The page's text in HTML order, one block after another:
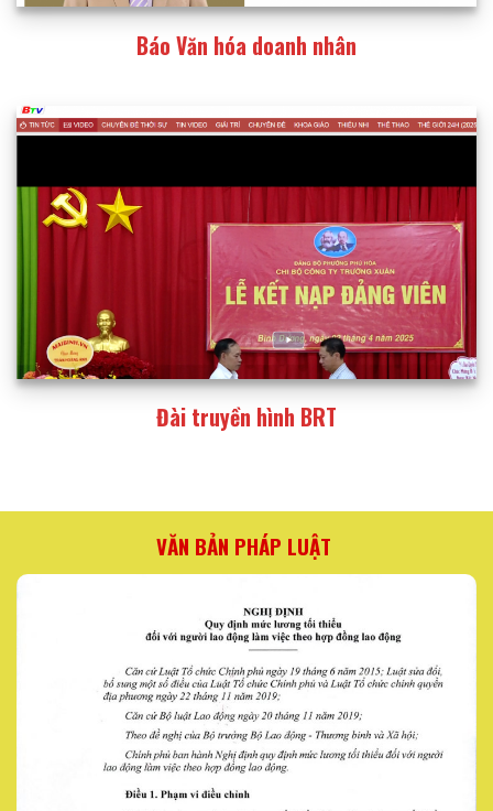
Báo Văn hóa doanh nhân
Đài truyền hình BRT
VĂN BẢN PHÁP LUẬT